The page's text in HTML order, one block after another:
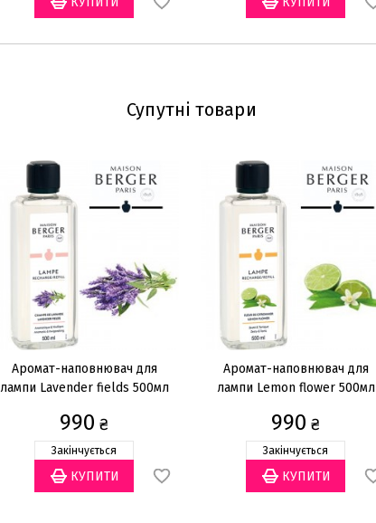
Супутні товари
Аромат-наповнювач для
лампи Lavender fields 500мл
990 ₴
Закінчується
Аромат-наповнювач для
лампи Lemon flower 500мл
990 ₴
Закінчується